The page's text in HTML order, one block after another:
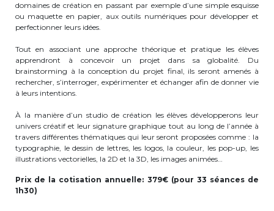
+32 (0)472 07 35 25
periscolaire.berkendael@apeee-bxl1-
BE91 3631 6790 0976
Garderie Uccle
+32 (0)2 375 31 35
garderie@apeee-bxl1-services.be
BE72 3100 8650 7316
domaines de création en passant par exemple d’une simple esquisse
ou maquette en papier, aux outils numériques pour développer et
perfectionner leurs idées.
Tout en associant une approche théorique et pratique les élèves
apprendront à concevoir un projet dans sa globalité. Du
brainstorming à la conception du projet final, ils seront amenés à
rechercher, s’interroger, expérimenter et échanger afin de donner vie
à leurs intentions.
À la manière d’un studio de création les élèves développerons leur
univers créatif et leur signature graphique tout au long de l’année à
travers différentes thématiques qui leur seront proposées comme : la
typographie, le dessin de lettres, les logos, la couleur, les pop-up, les
illustrations vectorielles, la 2D et la 3D, les images animées…
Prix de la cotisation annuelle: 379€ (pour 33 séances de
1h30)